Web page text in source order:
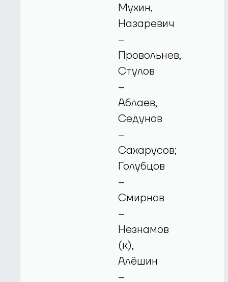
Мухин,
Назаревич
–
Провольнев,
Стулов
–
Аблаев,
Седунов
–
Сахарусов;
Голубцов
–
Смирнов
–
Незнамов
(к),
Алёшин
–